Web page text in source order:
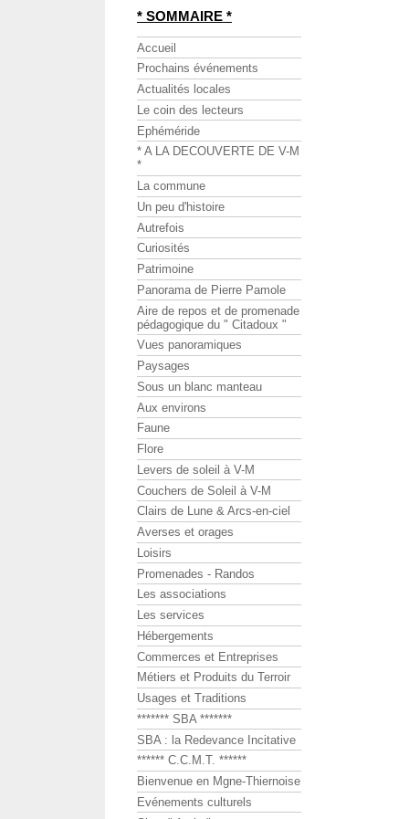
* SOMMAIRE *
Accueil
Prochains événements
Actualités locales
Le coin des lecteurs
Ephéméride
* A LA DECOUVERTE DE V-M
*
La commune
Un peu d'histoire
Autrefois
Curiosités
Patrimoine
Panorama de Pierre Pamole
Aire de repos et de promenade
pédagogique du " Citadoux "
Vues panoramiques
Paysages
Sous un blanc manteau
Aux environs
Faune
Flore
Levers de soleil à V-M
Couchers de Soleil à V-M
Clairs de Lune & Arcs-en-ciel
Averses et orages
Loisirs
Promenades - Randos
Les associations
Les services
Hébergements
Commerces et Entreprises
Métiers et Produits du Terroir
Usages et Traditions
******* SBA *******
SBA : la Redevance Incitative
****** C.C.M.T. ******
Bienvenue en Mgne-Thiernoise
Evénements culturels